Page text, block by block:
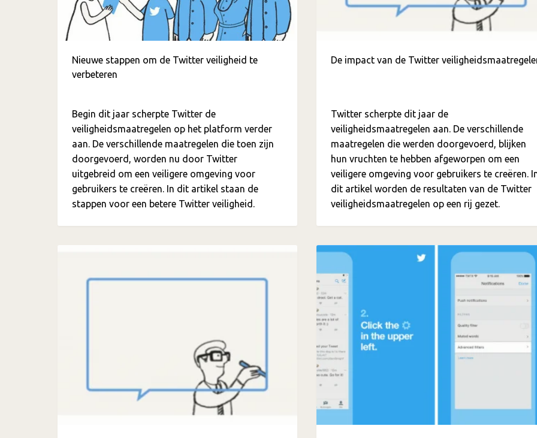
Nieuwe stappen om de Twitter veiligheid te
verbeteren
Begin dit jaar scherpte Twitter de
veiligheidsmaatregelen op het platform verder
aan. De verschillende maatregelen die toen zijn
doorgevoerd, worden nu door Twitter
uitgebreid om een veiligere omgeving voor
gebruikers te creëren. In dit artikel staan de
stappen voor een betere Twitter veiligheid.
De impact van de Twitter
Twitter scherpte dit jaar de
veiligheidsmaatregelen aan. De verschillende
maatregelen die werden doorgevoerd, blijken
hun vruchten te hebben afgeworpen om een
veiligere omgeving voor gebruikers te creëren.
dit artikel worden de resultaten van de Twitter
veiligheidsmaatregelen op een rij gezet.